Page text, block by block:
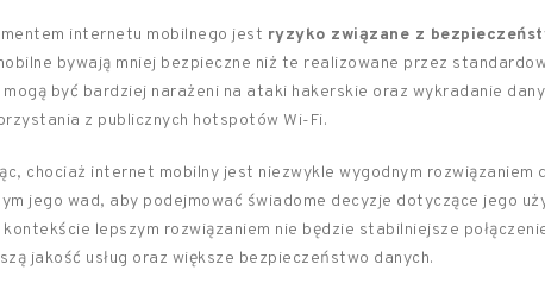
internetu mobilnego jest ryzyko związane z
bywają mniej bezpieczne niż te realizowane przez
być bardziej narażeni na ataki hakerskie oraz wykradanie
z publicznych hotspotów Wi-Fi.
chociaż internet mobilny jest niezwykle wygodnym rozwiązaniem
jego wad, aby podejmować świadome decyzje dotyczące jego
kontekście lepszym rozwiązaniem nie będzie stabilniejsze
jakość usług oraz większe bezpieczeństwo danych.